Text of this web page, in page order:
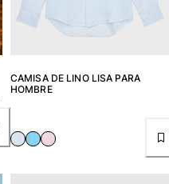
CAMISA DE LINO LISA PARA
HOMBRE